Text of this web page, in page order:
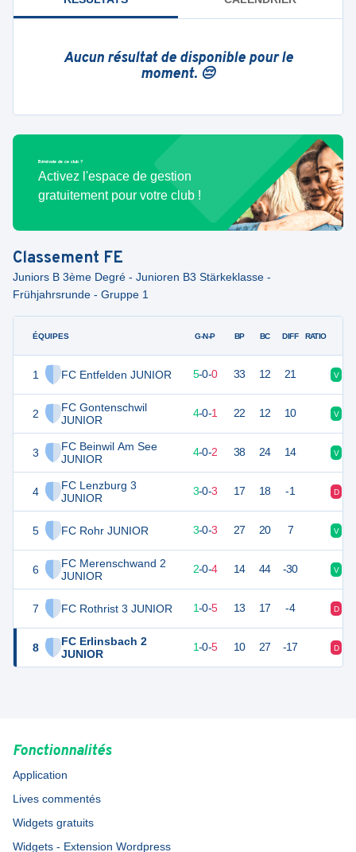
Aucun résultat de disponible pour le
moment. 😔
Bénévole de ce club ?
Activez l'espace de gestion
gratuitement pour votre club !
Classement FE
Juniors B 3ème Degré - Junioren B3 Stärkeklasse -
Frühjahrsrunde - Gruppe 1
ÉQUIPES
1 FC Entfelden JUNIOR
2
FC Gontenschwil
JUNIOR
3
FC Beinwil Am See
JUNIOR
4
FC Lenzburg 3
JUNIOR
5 FC Rohr JUNIOR
6
FC Merenschwand 2
JUNIOR
7 FC Rothrist 3 JUNIOR
8
FC Erlinsbach 2
JUNIOR
G-N-P BP BC DIFF RATIO
15 5 5-0-0 33 12 21 V
12 4-0-1 22 12 10 V
12 4-0-2 38 24 14 V
3-0-3 17 18 -1 D
9 3-0-3 27 20 7 V
6 2-0-4 14 44 -30 V
3 6 1-0-5 13 17 -4 D
3 1-0-5 10 27 -17 D
Fonctionnalités
Application
Lives commentés
Widgets gratuits
Widgets - Extension Wordpress